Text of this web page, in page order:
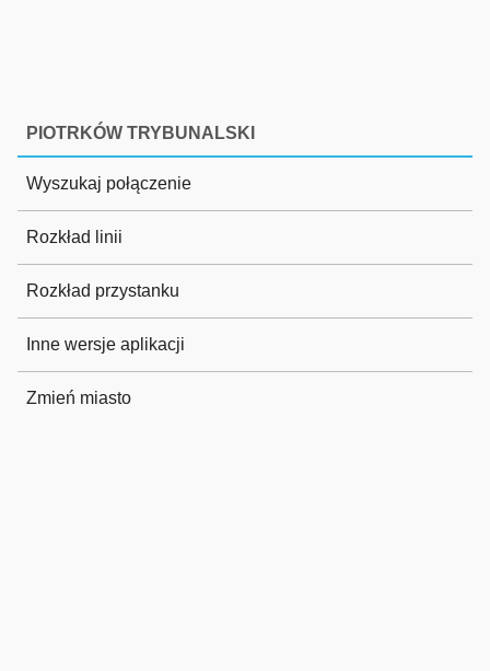
PIOTRKÓW TRYBUNALSKI
Wyszukaj połączenie
Rozkład linii
Rozkład przystanku
Inne wersje aplikacji
Zmień miasto